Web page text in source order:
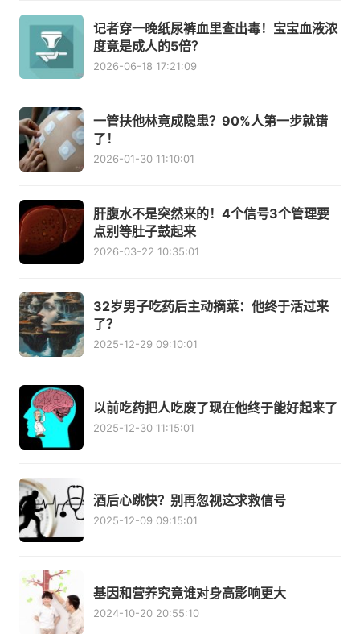
记者穿一晚纸尿裤血里查出毒！宝宝血液浓
度竟是成人的5倍？
2026-06-18 17:21:09
一管扶他林竟成隐患？90%人第一步就错
了！
2026-01-30 11:10:01
肝腹水不是突然来的！4个信号3个管理要
点别等肚子鼓起来
2026-03-22 10:35:01
32岁男子吃药后主动摘菜：他终于活过来
了？
2025-12-29 09:10:01
以前吃药把人吃废了现在他终于能好起来了
2025-12-30 11:15:01
酒后心跳快？别再忽视这求救信号
2025-12-09 09:15:01
基因和营养究竟谁对身高影响更大
2024-10-20 20:55:10